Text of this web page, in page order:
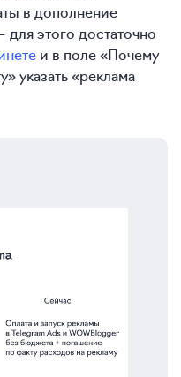
в дополнение
этого достаточно
и в поле «Почему
указать «реклама